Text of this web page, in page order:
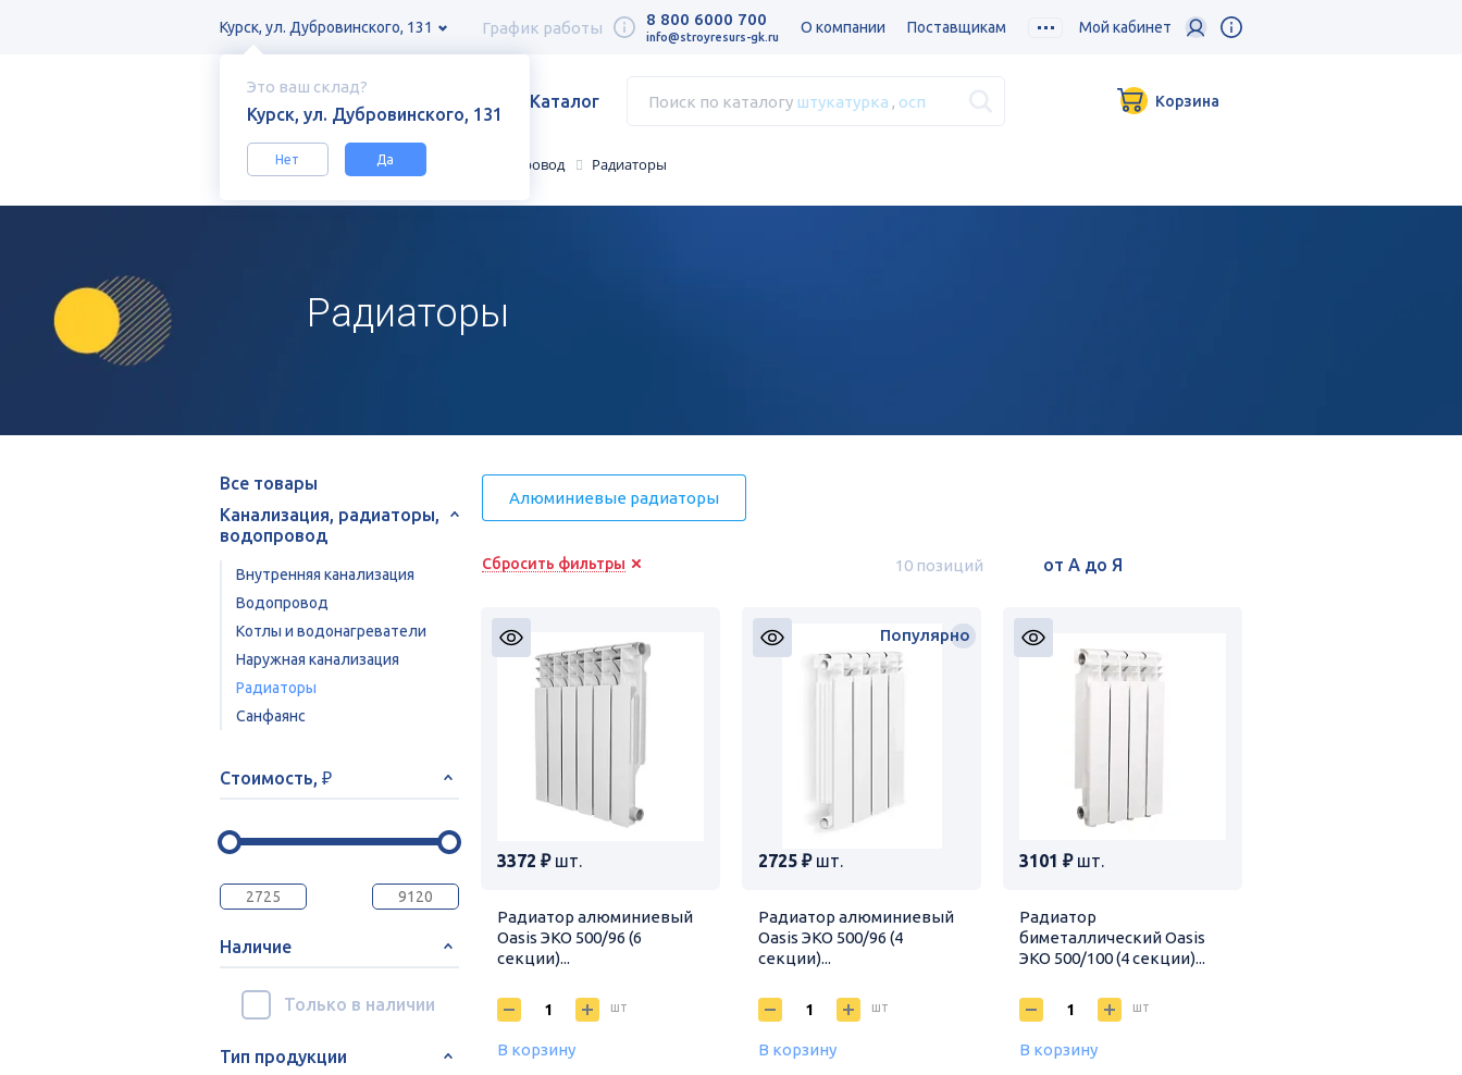
Это ваш склад?
Курск, ул. Дубровинского, 131
Нет Да
Курск, ул. Дубровинского, 131 График работы 8 800 6000 700
info@stroyresurs-gk.ru
О компании Поставщикам Мой кабинет
Каталог Поиск по каталогу штукатурка осп Корзина
Каталог Канализация, радиаторы, водопровод Радиаторы
Радиаторы
Все товары
Канализация, радиаторы,
водопровод
Внутренняя канализация
Водопровод
Котлы и водонагреватели
Наружная канализация
Радиаторы
Санфаянс
Стоимость, ₽
Наличие
Только в наличии
Тип продукции
Алюминиевые радиаторы
Сбросить фильтры 10 позиций
3372 ₽шт.
Радиатор алюминиевый
Oasis ЭКО 500/96 (6
секции)...
шт
В корзину
2725 ₽шт.
Радиатор алюминиевый
Oasis ЭКО 500/96 (4
секции)...
Популярно
шт
В корзину
3101 ₽шт.
Радиатор
биметаллический Oasis
ЭКО 500/100 (4 секции)...
шт
В корзину